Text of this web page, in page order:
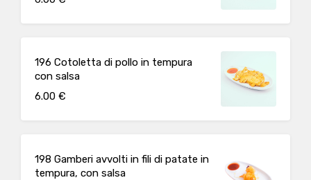
196 Cotoletta di pollo in tempura
con salsa
6.00 €
198 Gamberi avvolti in fili di patate in
tempura, con salsa